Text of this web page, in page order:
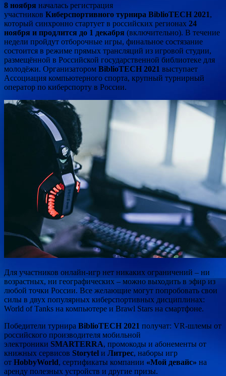
8 ноября началась регистрация
участников Киберспортивного турнира BiblioTECH 2021,
который синхронно стартует в российских регионах 24
ноября и продлится до 1 декабря (включительно). В течение
недели пройдут отборочные игры, финальное состязание
состоится в режиме прямых трансляций из игровой студии,
размещённой в Российской государственной библиотеке для
молодёжи. Организатором BiblioTECH 2021 выступает
Ассоциация компьютерного спорта, крупный турнирный
оператор по киберспорту в России.
Для участников онлайн-игр нет никаких ограничений – ни
возрастных, ни географических – можно выходить в эфир из
любой точки России. Все желающие могут попробовать свои
силы в двух популярных киберспортивных дисциплинах:
World of Tanks на компьютере и Brawl Stars на смартфоне.
Победители турнира BiblioTECH 2021 получат: VR-шлемы от
российского производителя мобильной
электроники SMARTERRA, промокоды и абонементы от
книжных сервисов Storytel и Литрес, наборы игр
от HobbyWorld, сертификаты компании «Мой девайс» на
аренду полезных устройств и другие призы.